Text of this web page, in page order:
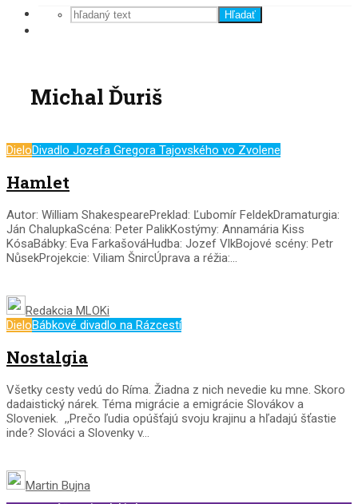
Hľadať
Michal Ďuriš
DieloDivadlo Jozefa Gregora Tajovského vo Zvolene
Hamlet
Autor: William ShakespearePreklad: Ľubomír FeldekDramaturgia:
Ján ChalupkaScéna: Peter PalikKostýmy: Annamária Kiss
KósaBábky: Eva FarkašováHudba: Jozef VlkBojové scény: Petr
NůsekProjekcie: Viliam ŠnircÚprava a réžia:...
Redakcia MLOKi
DieloBábkové divadlo na Rázcestí
Nostalgia
Všetky cesty vedú do Ríma. Žiadna z nich nevedie ku mne. Skoro
dadaistický nárek. Téma migrácie a emigrácie Slovákov a
Sloveniek. ,,Prečo ľudia opúšťajú svoju krajinu a hľadajú šťastie
inde? Slováci a Slovenky v...
Martin Bujna